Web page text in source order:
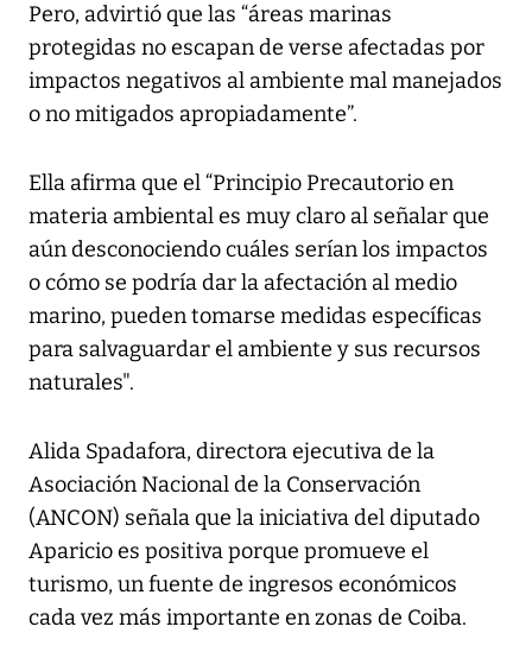
Pero, advirtió que las “áreas marinas
protegidas no escapan de verse afectadas por
impactos negativos al ambiente mal manejados
o no mitigados apropiadamente”.
Ella afirma que el “Principio Precautorio en
materia ambiental es muy claro al señalar que
aún desconociendo cuáles serían los impactos
o cómo se podría dar la afectación al medio
marino, pueden tomarse medidas específicas
para salvaguardar el ambiente y sus recursos
naturales".
Alida Spadafora, directora ejecutiva de la
Asociación Nacional de la Conservación
(ANCON) señala que la iniciativa del diputado
Aparicio es positiva porque promueve el
turismo, un fuente de ingresos económicos
cada vez más importante en zonas de Coiba.